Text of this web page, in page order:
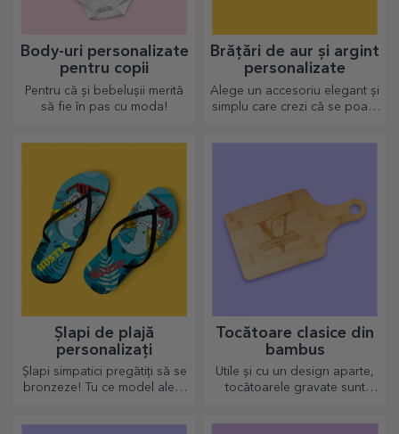
Body-uri personalizate
pentru copii
Pentru că și bebelușii merită
să fie în pas cu moda!
Brățări de aur și argint
personalizate
Alege un accesoriu elegant și
simplu care crezi că se poate
Șlapi de plajă
personalizați
Șlapi simpatici pregătiți să se
bronzeze! Tu ce model alegi
Tocătoare clasice din
bambus
Utile și cu un design aparte,
tocătoarele gravate sunt